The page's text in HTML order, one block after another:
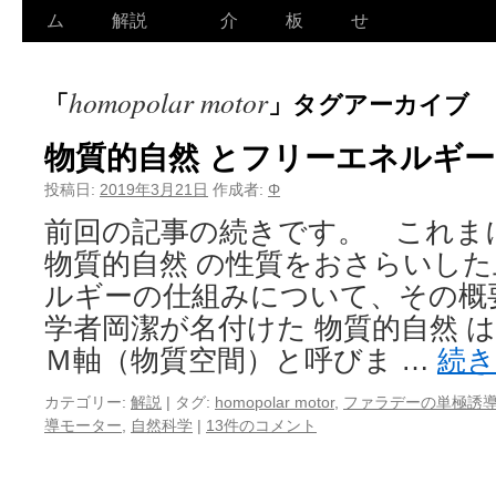
ム 解説 介 板 せ
「homopolar motor」タグアーカイブ
物質的自然 とフリーエネルギ
投稿日: 2019年3月21日 作成者: Φ
前回の記事の続きです。 これま
物質的自然 の性質をおさらいし
ルギーの仕組みについて、その
学者岡潔が名付けた 物質的自然
Ｍ軸（物質空間）と呼びま … 続
カテゴリー: 解説 | タグ: homopolar motor, ファラデーの単極誘
導モーター
自然科学 | 13件のコメント